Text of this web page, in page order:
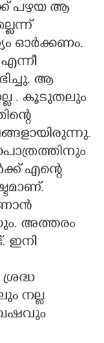
പഴയ ആ
ഓർക്കണം.
ആ
. കൂടുതലും
എന്റെ
അത്തരം
ഇനി
നല്ല